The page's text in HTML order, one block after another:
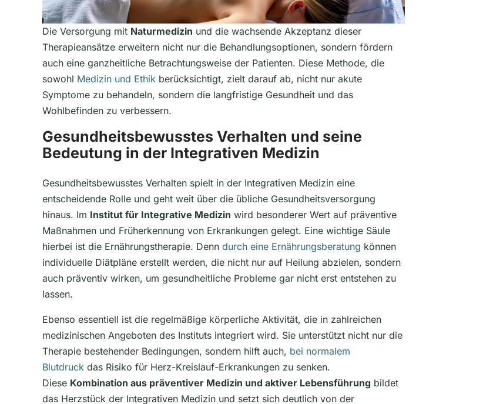
Die Versorgung mit Naturmedizin und die wachsende Akzeptanz dieser
Therapieansätze erweitern nicht nur die Behandlungsoptionen, sondern fördern
auch eine ganzheitliche Betrachtungsweise der Patienten. Diese Methode, die
sowohl Medizin und Ethik berücksichtigt, zielt darauf ab, nicht nur akute
Symptome zu behandeln, sondern die langfristige Gesundheit und das
Wohlbefinden zu verbessern.
Gesundheitsbewusstes Verhalten und seine
Bedeutung in der Integrativen Medizin
Gesundheitsbewusstes Verhalten spielt in der Integrativen Medizin eine
entscheidende Rolle und geht weit über die übliche Gesundheitsversorgung
hinaus. Im Institut für Integrative Medizin wird besonderer Wert auf präventive
Maßnahmen und Früherkennung von Erkrankungen gelegt. Eine wichtige Säule
hierbei ist die Ernährungstherapie. Denn durch eine Ernährungsberatung können
individuelle Diätpläne erstellt werden, die nicht nur auf Heilung abzielen, sondern
auch präventiv wirken, um gesundheitliche Probleme gar nicht erst entstehen zu
lassen.
Ebenso essentiell ist die regelmäßige körperliche Aktivität, die in zahlreichen
medizinischen Angeboten des Instituts integriert wird. Sie unterstützt nicht nur die
Therapie bestehender Bedingungen, sondern hilft auch, bei normalem
Blutdruck das Risiko für Herz-Kreislauf-Erkrankungen zu senken.
Diese Kombination aus präventiver Medizin und aktiver Lebensführung bildet
das Herzstück der Integrativen Medizin und setzt sich deutlich von der